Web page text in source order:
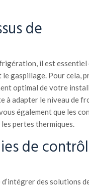
de
il est essentiel
gaspillage. Pour cela,
optimal de votre
à adapter le niveau de
également que les
pertes thermiques.
de
des solutions